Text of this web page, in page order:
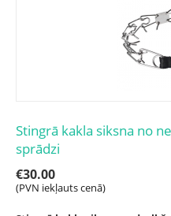
Stingrā kakla siksna no
sprādzi
€30.00
(PVN iekļauts cenā)